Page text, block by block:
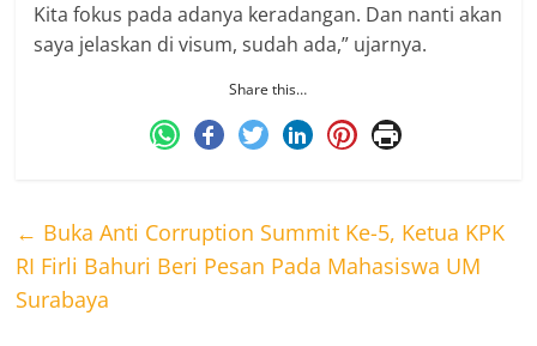
Kita fokus pada adanya keradangan. Dan nanti akan
saya jelaskan di visum, sudah ada,” ujarnya.
Share this…
← Buka Anti Corruption Summit Ke-5, Ketua KPK
RI Firli Bahuri Beri Pesan Pada Mahasiswa UM
Surabaya